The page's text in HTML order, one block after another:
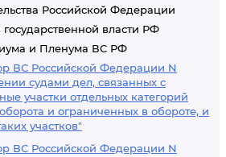
Российской Федерации
власти РФ
и Пленума ВС РФ
ВС Российской Федерации N
судами дел, связанных с
участки отдельных категорий
и ограниченных в обороте, и
участков"
ВС Российской Федерации N